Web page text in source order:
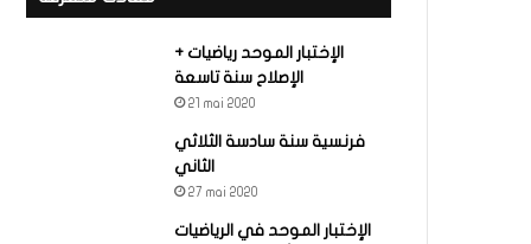
الإختبار الموحد رياضيات +
الإصلاح سنة تاسعة
21 mai 2020
فرنسية سنة سادسة الثلاثي
الثاني
27 mai 2020
الإختبار الموحد في الرياضيات